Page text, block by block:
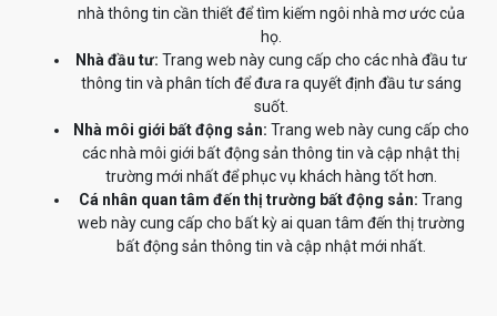
nhà thông tin cần thiết để tìm kiếm ngôi nhà mơ ước của
họ.
Nhà đầu tư: Trang web này cung cấp cho các nhà đầu tư
thông tin và phân tích để đưa ra quyết định đầu tư sáng
suốt.
Nhà môi giới bất động sản: Trang web này cung cấp cho
các nhà môi giới bất động sản thông tin và cập nhật thị
trường mới nhất để phục vụ khách hàng tốt hơn.
Cá nhân quan tâm đến thị trường bất động sản: Trang
web này cung cấp cho bất kỳ ai quan tâm đến thị trường
bất động sản thông tin và cập nhật mới nhất.